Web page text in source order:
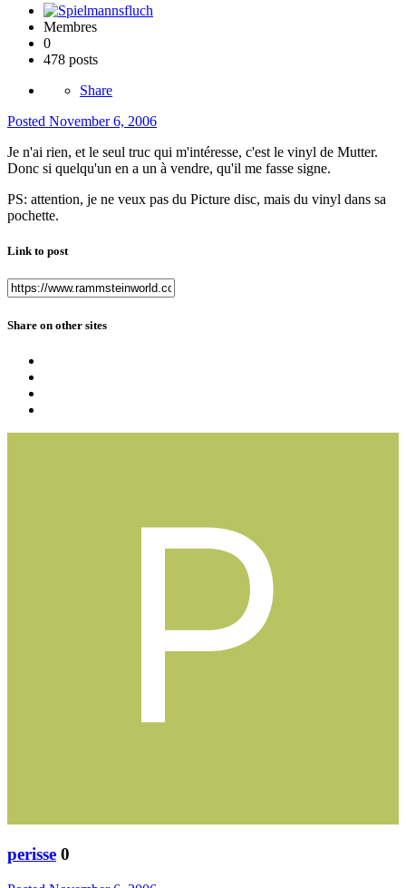
Membres
0
478 posts
Share
Posted November 6, 2006
Je n'ai rien, et le seul truc qui m'intéresse, c'est le vinyl de Mutter.
Donc si quelqu'un en a un à vendre, qu'il me fasse signe.
PS: attention, je ne veux pas du Picture disc, mais du vinyl dans sa
pochette.
Link to post
Share on other sites
perisse 0